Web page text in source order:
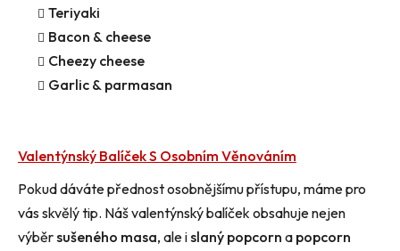
Teriyaki
Bacon & cheese
Cheezy cheese
Garlic & parmasan
Valentýnský Balíček S Osobním Věnováním
Pokud dáváte přednost osobnějšímu přístupu, máme pro
vás skvělý tip. Náš valentýnský balíček obsahuje nejen
výběrsušeného masa, ale islaný popcorn a popcorn